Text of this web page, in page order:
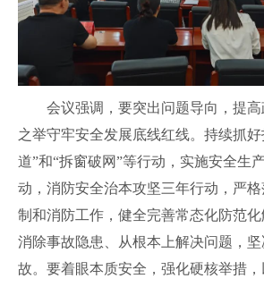
会议强调，要突出问题导向，提高
之举守牢安全发展底线红线。持续抓好
道”和“拆窗破网”等行动，实施安全生
动，消防安全治本攻坚三年行动，严
制和消防工作，健全完善常态化防范
消除事故隐患、从根本上解决问题，
故。要着眼本质安全，强化硬核举措